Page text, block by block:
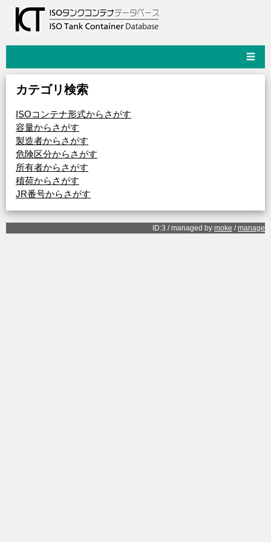
☰
カテゴリ検索
ISOコンテナ形式からさがす
容量からさがす
製造者からさがす
危険区分からさがす
所有者からさがす
積荷からさがす
JR番号からさがす
ID:3 / managed by moke /manage